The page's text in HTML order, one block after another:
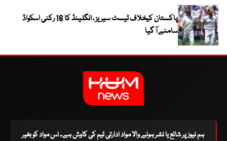
پاکستان کیخلاف ٹیسٹ سیریز ، انگلینڈ کا 16 رکنی اسکواڈ
سامنے آ گیا
ہم نیوز پر شائع یا نشر ہونے والا مواد ادارتی ٹیم کی کاوش ہے۔ اس مواد کو بغیر